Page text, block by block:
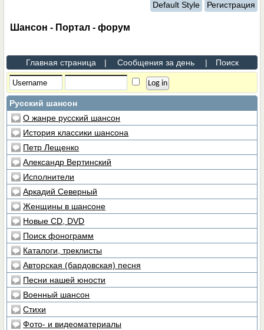
Default Style Регистрация
Шансон - Портал - форум
Главная страница | Сообщения за день | Поиск
Русский шансон
О жанре русский шансон
История классики шансона
Петр Лещенко
Александр Вертинский
Исполнители
Аркадий Северный
Женщины в шансоне
Новые CD, DVD
Поиск фонограмм
Каталоги, треклисты
Авторская (бардовская) песня
Песни нашей юности
Военный шансон
Стихи
Фото- и видеоматериалы